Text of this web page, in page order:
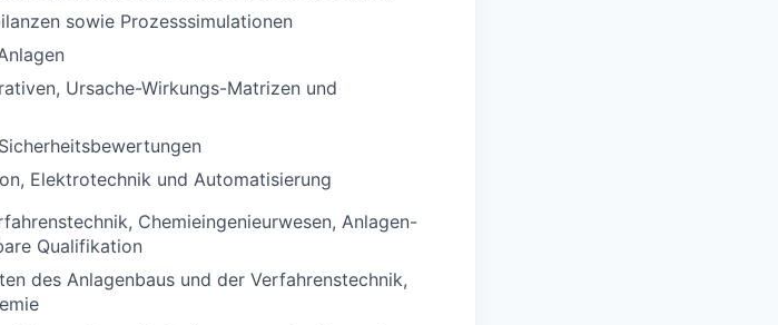
sowie Prozesssimulationen
Ursache-Wirkungs-Matrizen und
Elektrotechnik und Automatisierung
Chemieingenieurwesen, Anlagen-
Qualifikation
des Anlagenbaus und der Verfahrenstechnik,